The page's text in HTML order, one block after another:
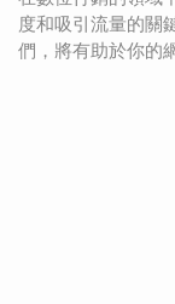
度和吸引流量的關
們，將有助於你的